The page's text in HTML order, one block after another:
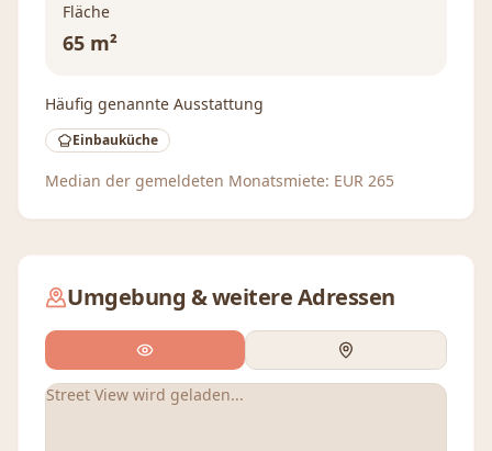
Fläche
65 m²
Häufig genannte Ausstattung
Einbauküche
Median der gemeldeten Monatsmiete: EUR 265
Umgebung & weitere Adressen
Street View wird geladen...